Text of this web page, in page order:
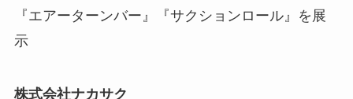
『エアーターンバー』『サクションロール』を展
示
株式会社ナカサク